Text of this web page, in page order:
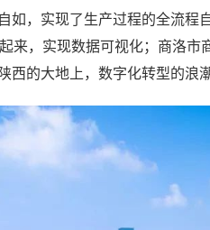
如，实现了生产过程的全流程
来，实现数据可视化；商洛市
的大地上，数字化转型的浪